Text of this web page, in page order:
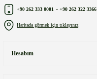
+90 262 333 0001 - +90 262 322 3366
Haritada görmek için tıklayınız
Hesabım